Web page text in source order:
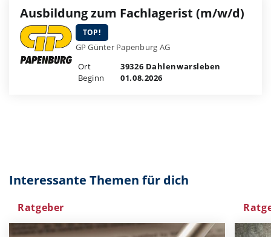
Ausbildung zum Fachlagerist (m/w/d)
TOP!
GP Günter Papenburg AG
Ort
39326 Dahlenwarsleben
Beginn
01.08.2026
Interessante Themen für dich
Ratgeber